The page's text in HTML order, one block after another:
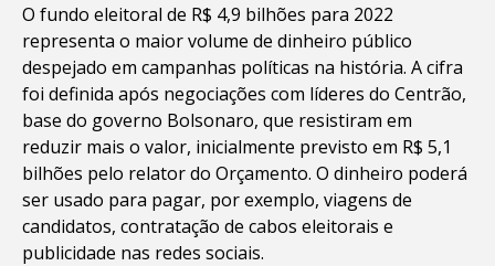
O fundo eleitoral de R$ 4,9 bilhões para 2022
representa o maior volume de dinheiro público
despejado em campanhas políticas na história. A cifra
foi definida após negociações com líderes do Centrão,
base do governo Bolsonaro, que resistiram em
reduzir mais o valor, inicialmente previsto em R$ 5,1
bilhões pelo relator do Orçamento. O dinheiro poderá
ser usado para pagar, por exemplo, viagens de
candidatos, contratação de cabos eleitorais e
publicidade nas redes sociais.